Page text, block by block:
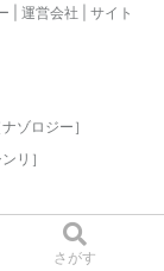
さがす
運営会社
サイト
ゾロジー］
リ］